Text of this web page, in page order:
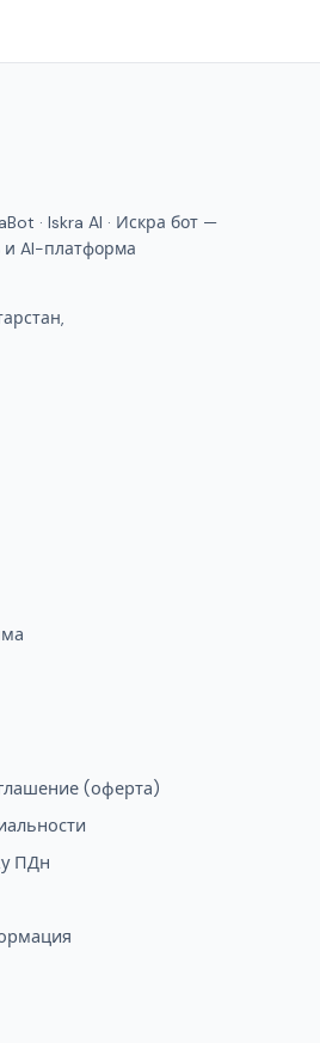
· Iskra AI · Искра бот —
и AI-платформа
(оферта)
ПДн